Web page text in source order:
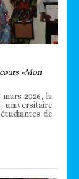
«Mon
2026, la
de